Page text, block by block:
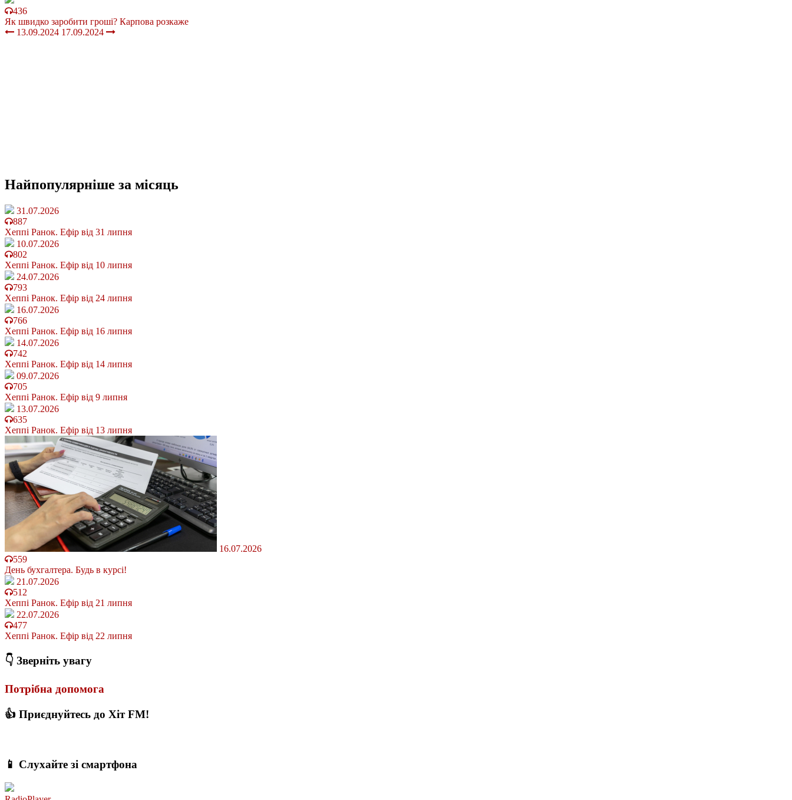
436
Як швидко заробити гроші? Карпова розкаже
13.09.2024 17.09.2024
Найпопулярніше за місяць
31.07.2026
887
Хеппі Ранок. Ефір від 31 липня
10.07.2026
802
Хеппі Ранок. Ефір від 10 липня
24.07.2026
793
Хеппі Ранок. Ефір від 24 липня
16.07.2026
766
Хеппі Ранок. Ефір від 16 липня
14.07.2026
742
Хеппі Ранок. Ефір від 14 липня
09.07.2026
705
Хеппі Ранок. Ефір від 9 липня
13.07.2026
635
Хеппі Ранок. Ефір від 13 липня
16.07.2026
559
День бухгалтера. Будь в курсі!
21.07.2026
512
Хеппі Ранок. Ефір від 21 липня
22.07.2026
477
Хеппі Ранок. Ефір від 22 липня
👇 Зверніть увагу
Потрібна допомога
👍 Приєднуйтесь до Хіт FM!
📱 Слухайте зі смартфона